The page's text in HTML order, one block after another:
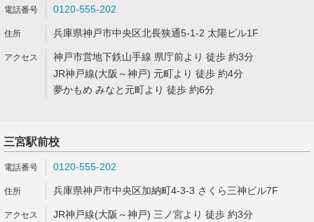
0120-555-202
兵庫県神戸市中央区北長狭通5-1-2 太陽ビル1F
神戸市営地下鉄山手線 県庁前より 徒歩 約3分
JR神戸線(大阪～神戸) 元町より 徒歩 約4分
夢かもめ みなと元町より 徒歩 約6分
三宮駅前校
0120-555-202
兵庫県神戸市中央区加納町4-3-3 さくら三神ビル7F
JR神戸線(大阪～神戸) 三ノ宮より 徒歩 約3分